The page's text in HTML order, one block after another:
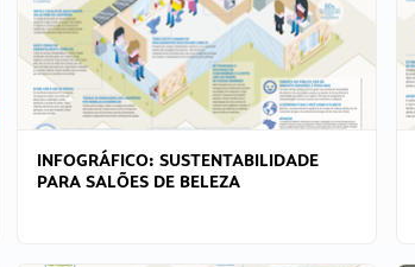
INFOGRÁFICO: SUSTENTABILIDADE
PARA SALÕES DE BELEZA